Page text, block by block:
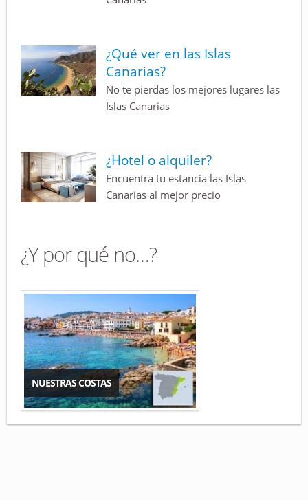
¿Qué ver en las Islas
Canarias?
No te pierdas los mejores lugares las
Islas Canarias
¿Hotel o alquiler?
Encuentra tu estancia las Islas
Canarias al mejor precio
¿Y por qué no…?
NUESTRAS COSTAS